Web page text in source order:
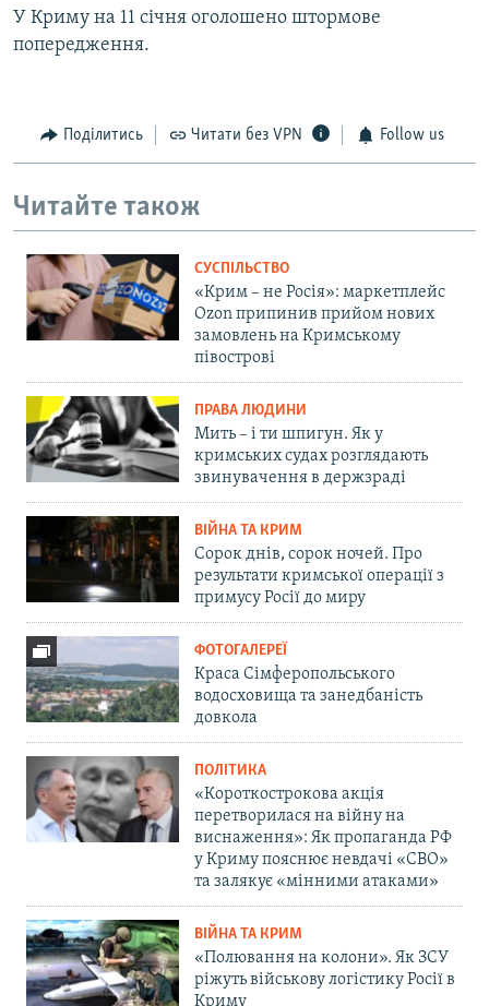
У Криму на 11 січня оголошено штормове
попередження.
Поділитись Читати без VPN Follow us
Читайте також
СУСПІЛЬСТВО
«Крим – не Росія»: маркетплейс
Ozon припинив прийом нових
замовлень на Кримському
півострові
ПРАВА ЛЮДИНИ
Мить – і ти шпигун. Як у
кримських судах розглядають
звинувачення в держзраді
ВІЙНА ТА КРИМ
Сорок днів, сорок ночей. Про
результати кримської операції з
примусу Росії до миру
ФОТОГАЛЕРЕЇ
Краса Сімферопольського
водосховища та занедбаність
довкола
ПОЛІТИКА
«Короткострокова акція
перетворилася на війну на
виснаження»: Як пропаганда РФ
у Криму пояснює невдачі «СВО»
та залякує «мінними атаками»
ВІЙНА ТА КРИМ
«Полювання на колони». Як ЗСУ
ріжуть військову логістику Росії в
Криму